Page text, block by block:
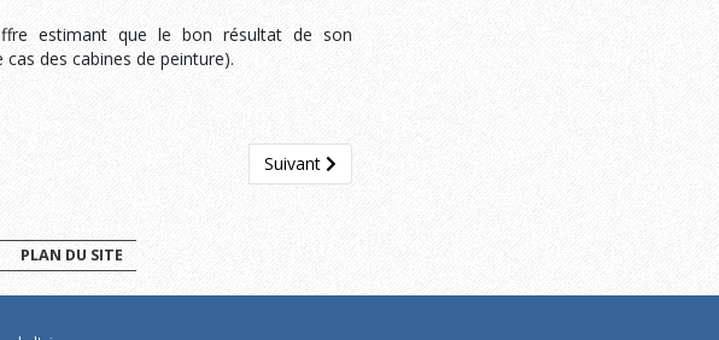
estimant que le bon résultat de son
des cabines de peinture).
Article suivant : 4.6 Le cas de la surfiltration
Suivant
PLAN DU SITE